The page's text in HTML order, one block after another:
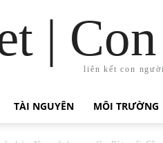
|
liên kết con
TÀI NGUYÊN MÔI TRƯỜNG